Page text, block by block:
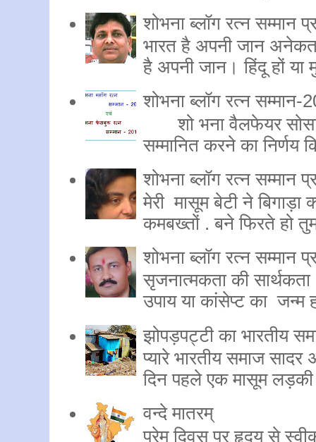
शोभना ब्लॉग रत्न सम्मान
भारत है अपनी जान
है अपनी जान। हिंदू हों या
शोभना ब्लॉग रत्न
शो भना वैलफेयर
सम्मानित करने का निर्णय
शोभना ब्लॉग रत्न सम्मान
मेरी मासूम बेटी ने
कमबख्तों . बने फिरते हो
शोभना ब्लॉग रत्न सम्मान
सृजनात्मकता की
उपाय या कांसेप्ट का जन्म
झोपड़पट्टी का भारतीय
प्यारे भारतीय समाज
दिन पहले एक मासूम
वन्दे मातरम्
प्रेम दिवस पर हृदय से